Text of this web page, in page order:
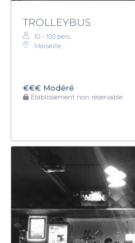
TROLLEYBUS
10 - 100 pers.
Marseille
€€€ Modéré
Établissement non réservable